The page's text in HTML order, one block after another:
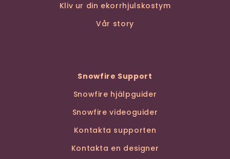
Kliv ur din ekorrhjulskostym
Vår story
Snowfire Support
Snowfire hjälpguider
Snowfire videoguider
Kontakta supporten
Kontakta en designer